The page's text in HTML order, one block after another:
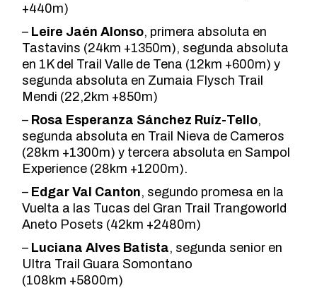
+440m)
– Leire Jaén Alonso, primera absoluta en
Tastavins (24km +1350m), segunda absoluta
en 1K del Trail Valle de Tena (12km +600m) y
segunda absoluta en Zumaia Flysch Trail
Mendi (22,2km +850m)
– Rosa Esperanza Sánchez Ruíz-Tello,
segunda absoluta en Trail Nieva de Cameros
(28km +1300m) y tercera absoluta en Sampol
Experience (28km +1200m).
– Edgar Val Canton, segundo promesa en la
Vuelta a las Tucas del Gran Trail Trangoworld
Aneto Posets (42km +2480m)
– Luciana Alves Batista, segunda senior en
Ultra Trail Guara Somontano
(108km +5800m)